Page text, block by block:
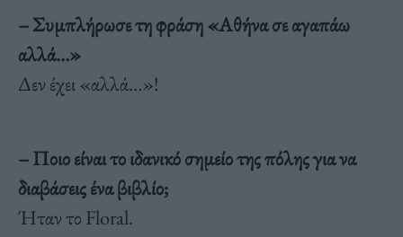
– Συμπλήρωσε τη φράση «Αθήνα σε αγαπάω
αλλά…»
Δεν έχει «αλλά…»!
– Ποιο είναι το ιδανικό σημείο της πόλης για να
διαβάσεις ένα βιβλίο;
Ήταν το Floral.